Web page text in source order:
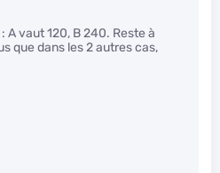
A vaut 120, B 240. Reste à
que dans les 2 autres cas,